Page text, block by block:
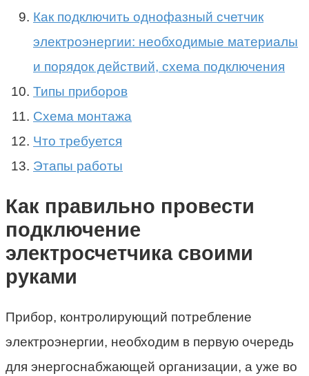
Как подключить однофазный счетчик
электроэнергии: необходимые материалы
и порядок действий, схема подключения
Типы приборов
Схема монтажа
Что требуется
Этапы работы
Как правильно провести
подключение
электросчетчика своими
руками
Прибор, контролирующий потребление
электроэнергии, необходим в первую очередь
для энергоснабжающей организации, а уже во